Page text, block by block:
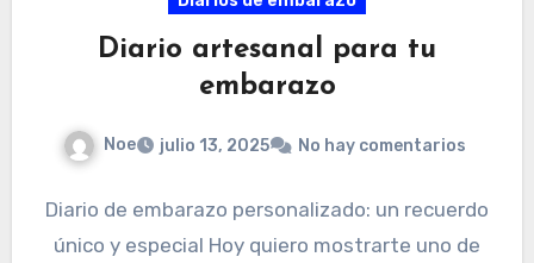
Diario artesanal para tu
embarazo
Noe julio 13, 2025 No hay comentarios
Diario de embarazo personalizado: un recuerdo
único y especial Hoy quiero mostrarte uno de